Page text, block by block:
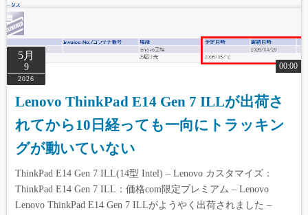
5月
9
2026
00:00
Lenovo ThinkPad E14 Gen 7 ILLが出荷さ
れてから10日経っても一向にトラッキン
グが動いていない
ThinkPad E14 Gen 7 ILL(14型 Intel) – Lenovo カスタマイズ：
ThinkPad E14 Gen 7 ILL：価格com限定プレミアム – Lenovo
Lenovo ThinkPad E14 Gen 7 ILLがようやく出荷されました –